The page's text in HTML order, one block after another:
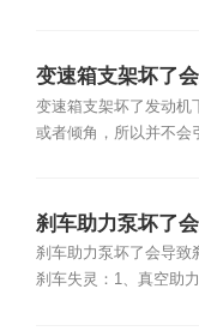
变速箱支架坏了
变速箱支架坏了发动机
或者倾角，所以并不会
刹车助力泵坏了
刹车助力泵坏了会导致
刹车失灵：1、真空助